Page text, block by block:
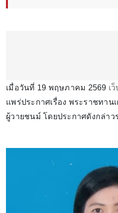
เมื่อวันที่ 19 พฤษภาคม 2569 เ
แพร่ประกาศเรื่อง พระราชทา
ผู้วายชนม์ โดยประกาศดังกล่าว